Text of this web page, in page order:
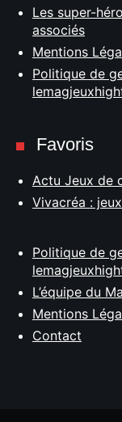
Les super-
associés
Mentions
Politique de
Favoris
Actu Jeux de
Vivacréa :
Politique de
L’équipe du
Mentions
Contact